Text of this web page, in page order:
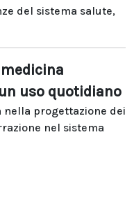
del sistema salute,
uso quotidiano
progettazione dei
nel sistema